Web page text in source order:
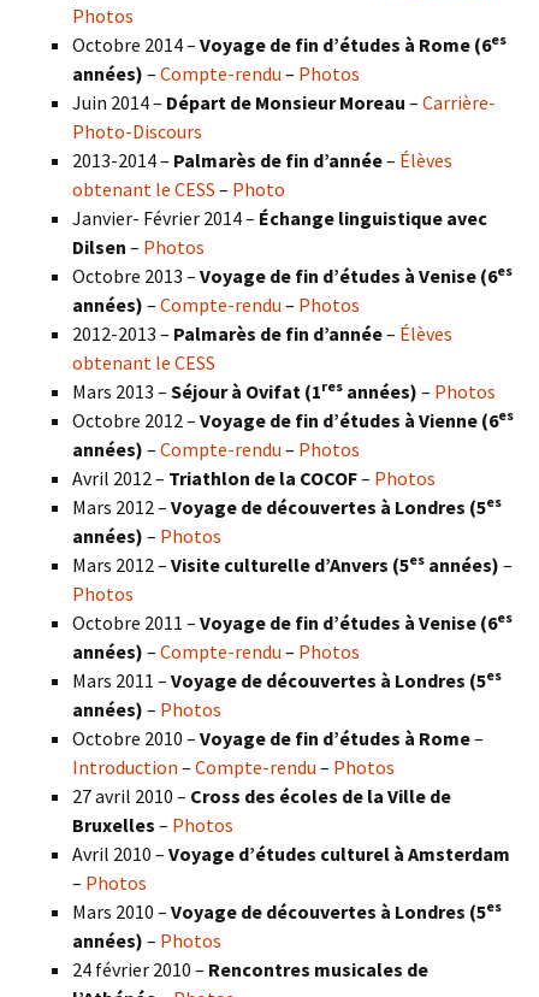
Photos
Octobre 2014 – Voyage de fin d’études à Rome (6es
années) – Compte-rendu – Photos
Juin 2014 – Départ de Monsieur Moreau – Carrière-
Photo-Discours
2013-2014 – Palmarès de fin d’année– Élèves
obtenant le CESS – Photo
Janvier- Février 2014 – Échange linguistique avec
Dilsen – Photos
Octobre 2013 – Voyage de fin d’études à Venise (6es
années) – Compte-rendu – Photos
2012-2013 – Palmarès de fin d’année– Élèves
obtenant le CESS
Mars 2013 – Séjour à Ovifat (1res années) – Photos
Octobre 2012 – Voyage de fin d’études à Vienne (6es
années) – Compte-rendu – Photos
Avril 2012 – Triathlon de la COCOF– Photos
Mars 2012 – Voyage de découvertes à Londres (5es
années) – Photos
Mars 2012 – Visite culturelle d’Anvers (5es années) –
Photos
Octobre 2011 – Voyage de fin d’études à Venise (6es
années) – Compte-rendu – Photos
Mars 2011 – Voyage de découvertes à Londres (5es
années) – Photos
Octobre 2010 – Voyage de fin d’études à Rome–
Introduction – Compte-rendu – Photos
27 avril 2010 – Cross des écoles de la Ville de
Bruxelles – Photos
Avril 2010 – Voyage d’études culturel à Amsterdam
– Photos
Mars 2010 – Voyage de découvertes à Londres (5es
années) – Photos
24 février 2010 – Rencontres musicales de